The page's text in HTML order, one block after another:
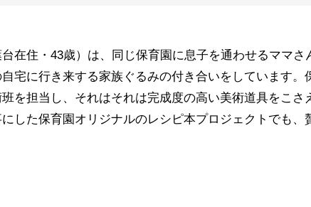
在住・43歳）は、同じ保育園に息子を通わせるママさ
宅に行き来する家族ぐるみの付き合いをしています。
を担当し、それはそれは完成度の高い美術道具をこさ
した保育園オリジナルのレシピ本プロジェクトでも、